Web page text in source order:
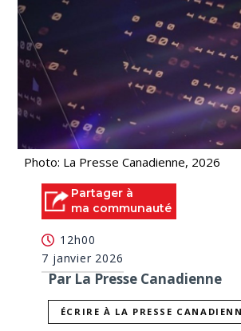
Photo: La Presse Canadienne, 2026
Partager à
ma communauté
12h00
7 janvier 2026
Par La Presse Canadienne
ÉCRIRE À LA PRESSE